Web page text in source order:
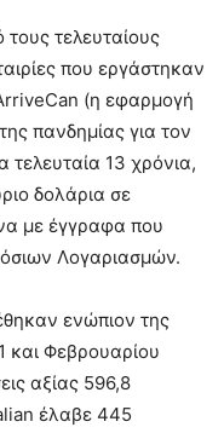
τελευταίους
που εργάστηκαν
(η εφαρμογή
πανδημίας για τον
τελευταία 13 χρόνια,
δολάρια σε
με έγγραφα που
Λογαριασμών.
ενώπιον της
και Φεβρουαρίου
αξίας 596,8
έλαβε 445